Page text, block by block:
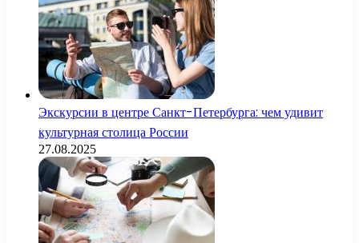
Экскурсии в центре Санкт-Петербурга: чем удивит
культурная столица России
27.08.2025